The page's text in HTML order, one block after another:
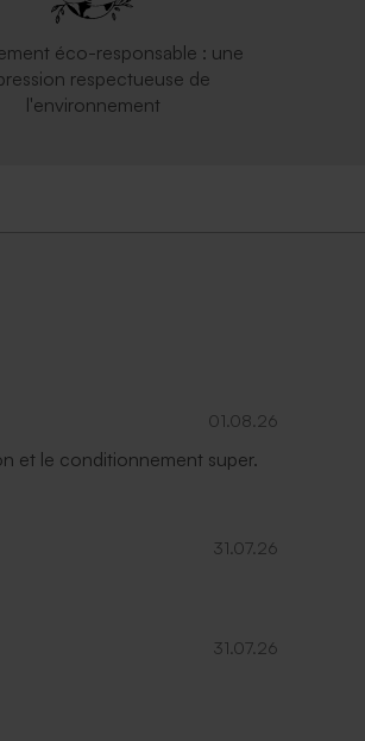
éco-responsable : une
respectueuse de
l'environnement
01.08.26
et le conditionnement super.
31.07.26
31.07.26